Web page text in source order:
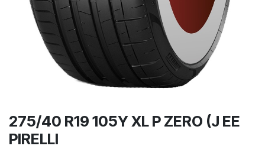
275/40 R19 105Y XL P ZERO (J EE
PIRELLI